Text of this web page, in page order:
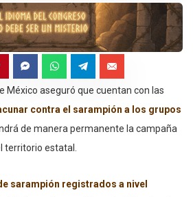
México aseguró que cuentan con las
contra el sarampión a los grupos
de manera permanente la campaña
territorio estatal.
sarampión registrados a nivel